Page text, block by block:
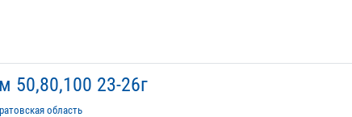
50,80,100 23-26г
область